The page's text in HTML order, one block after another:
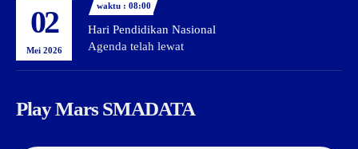
02
Mei 2026
waktu : 08:00
Hari Pendidikan Nasional
Agenda telah lewat
Play Mars SMADATA